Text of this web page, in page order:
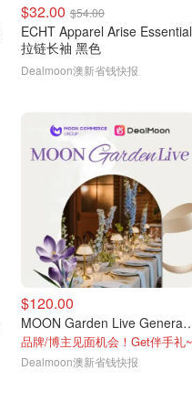
$32.00 $54.00
ECHT Apparel Arise Essential
拉链长袖 黑色
Dealmoon澳新省钱快报
$120.00
MOON
品牌/博主见面机会！Get伴手礼~
Dealmoon澳新省钱快报